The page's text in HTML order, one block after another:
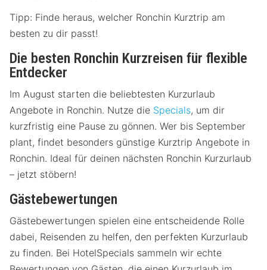
Tipp: Finde heraus, welcher Ronchin Kurztrip am
besten zu dir passt!
Die besten Ronchin Kurzreisen für flexible
Entdecker
Im August starten die beliebtesten Kurzurlaub
Angebote in Ronchin. Nutze die Specials, um dir
kurzfristig eine Pause zu gönnen. Wer bis September
plant, findet besonders günstige Kurztrip Angebote in
Ronchin. Ideal für deinen nächsten Ronchin Kurzurlaub
– jetzt stöbern!
Gästebewertungen
Gästebewertungen spielen eine entscheidende Rolle
dabei, Reisenden zu helfen, den perfekten Kurzurlaub
zu finden. Bei HotelSpecials sammeln wir echte